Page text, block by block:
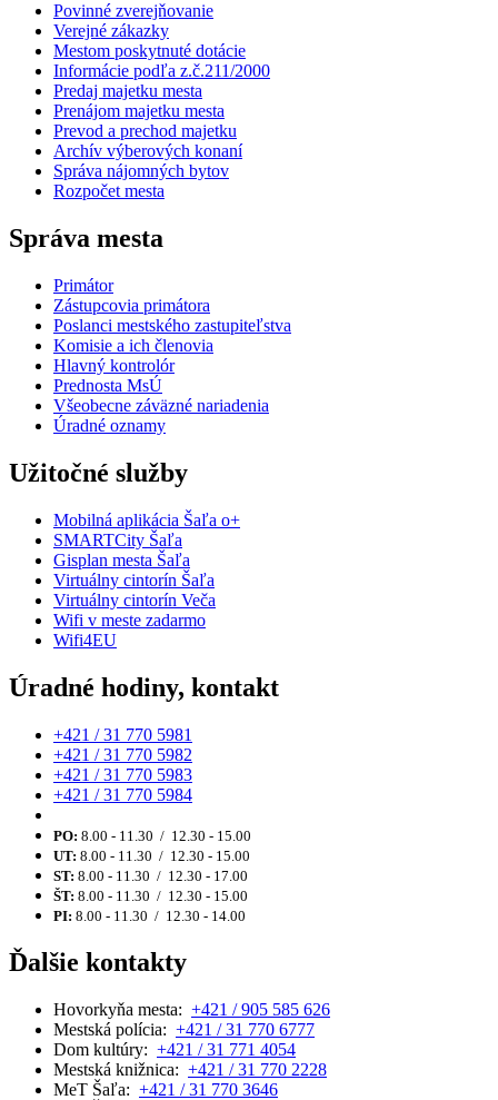
Povinné zverejňovanie
Verejné zákazky
Mestom poskytnuté dotácie
Informácie podľa z.č.211/2000
Predaj majetku mesta
Prenájom majetku mesta
Prevod a prechod majetku
Archív výberových konaní
Správa nájomných bytov
Rozpočet mesta
Správa mesta
Primátor
Zástupcovia primátora
Poslanci mestského zastupiteľstva
Komisie a ich členovia
Hlavný kontrolór
Prednosta MsÚ
Všeobecne záväzné nariadenia
Úradné oznamy
Užitočné služby
Mobilná aplikácia Šaľa o+
SMARTCity Šaľa
Gisplan mesta Šaľa
Virtuálny cintorín Šaľa
Virtuálny cintorín Veča
Wifi v meste zadarmo
Wifi4EU
Úradné hodiny, kontakt
+421 / 31 770 5981
+421 / 31 770 5982
+421 / 31 770 5983
+421 / 31 770 5984
PO: 8.00 - 11.30 / 12.30 - 15.00
UT: 8.00 - 11.30 / 12.30 - 15.00
ST: 8.00 - 11.30 / 12.30 - 17.00
ŠT: 8.00 - 11.30 / 12.30 - 15.00
PI: 8.00 - 11.30 / 12.30 - 14.00
Ďalšie kontakty
Hovorkyňa mesta: +421 / 905 585 626
Mestská polícia: +421 / 31 770 6777
Dom kultúry: +421 / 31 771 4054
Mestská knižnica: +421 / 31 770 2228
MeT Šaľa: +421 / 31 770 3646